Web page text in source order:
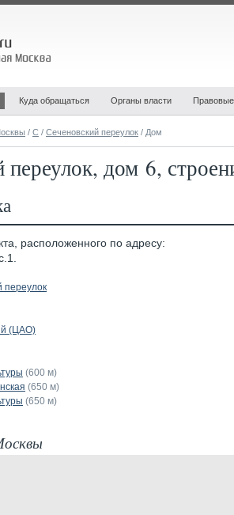
Куда обращаться Органы власти
/ С / Сеченовский переулок / Дом
переулок, дом 6,
расположенного по адресу:
переулок
(ЦАО)
(600 м)
(650 м)
(650 м)